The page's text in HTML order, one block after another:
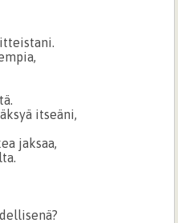
itseäni,
jaksaa,